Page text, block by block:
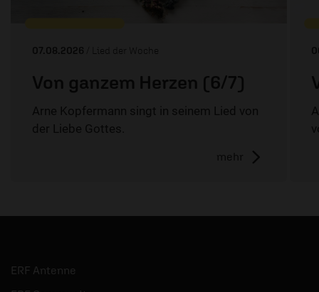
07.08.2026 / Lied der Woche
Von ganzem Herzen (6/7)
Arne Kopfermann singt in seinem Lied von
der Liebe Gottes.
mehr
ERF Antenne